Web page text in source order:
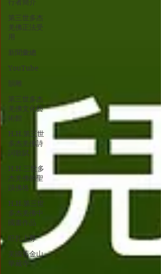
行者簡介
第三世多杰
羌佛正法受
用
新聞彙總
YouTube
韻雕
第三世多杰
羌佛文化藝
術館
H.H.第三世
多杰羌佛詩
詞歌賦
H.H.三世多
杰羌佛的聖
蹟佛格
H.H.第三世
多杰羌佛中
國畫作品
旺扎上尊
美國舊金山
華藏寺